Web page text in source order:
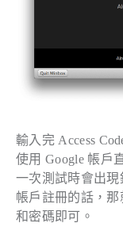
輸入完 Access
使用 Google 帳戶
一次測試時會出現
帳戶註冊的話，
和密碼即可。